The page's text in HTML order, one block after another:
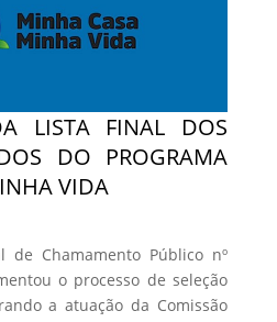
LISTA FINAL DOS
DO PROGRAMA
VIDA
de Chamamento Público nº
o processo de seleção
a atuação da Comissão